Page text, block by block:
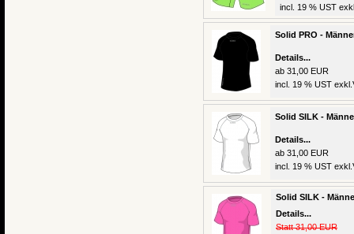
incl. 19 % UST
Solid PRO -
Details...
ab 31,00 EUR
incl. 19 % UST exkl.
Solid SILK -
Details...
ab 31,00 EUR
incl. 19 % UST exkl.
Solid SILK -
Details...
Statt 31,00 EUR